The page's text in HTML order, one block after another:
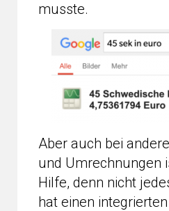
musste.
Aber auch bei
und Umrechnungen
Hilfe, denn nicht
hat einen